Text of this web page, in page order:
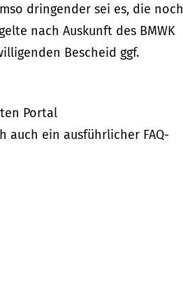
dringender sei es, die noch
nach Auskunft des BMWK
Bescheid ggf.
Portal
auch ein ausführlicher FAQ-